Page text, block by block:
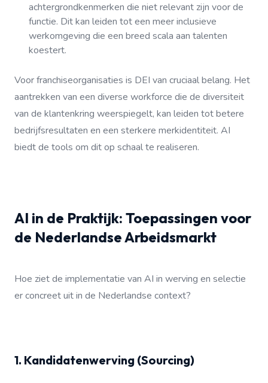
achtergrondkenmerken die niet relevant zijn voor de
functie. Dit kan leiden tot een meer inclusieve
werkomgeving die een breed scala aan talenten
koestert.
Voor franchiseorganisaties is DEI van cruciaal belang. Het
aantrekken van een diverse workforce die de diversiteit
van de klantenkring weerspiegelt, kan leiden tot betere
bedrijfsresultaten en een sterkere merkidentiteit. AI
biedt de tools om dit op schaal te realiseren.
AI in de Praktijk: Toepassingen voor
de Nederlandse Arbeidsmarkt
Hoe ziet de implementatie van AI in werving en selectie
er concreet uit in de Nederlandse context?
1. Kandidatenwerving (Sourcing)